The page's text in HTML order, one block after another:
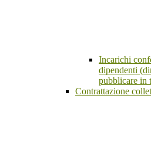
Incarichi
dipendenti
pubblicare in
Contrattazione